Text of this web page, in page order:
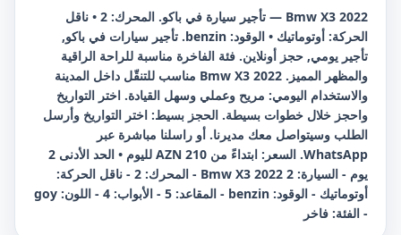
Bmw X3 2022 — تأجير سيارة في باكو. المحرك: 2 • ناقل
الحركة: أوتوماتيك • الوقود: benzin. تأجير سيارات في باكو,
تأجير يومي, حجز أونلاين. فئة الفاخرة مناسبة للراحة الراقية
والمظهر المميز. Bmw X3 2022 مناسب للتنقّل داخل المدينة
والاستخدام اليومي: مريح وعملي وسهل القيادة. اختر التواريخ
واحجز خلال خطوات بسيطة. الحجز بسيط: اختر التواريخ وأرسل
الطلب وسيتواصل معك مديرنا. أو راسلنا مباشرة عبر
WhatsApp. السعر: ابتداءً من 210 AZN لليوم • الحد الأدنى 2
يوم - السيارة: Bmw X3 2022 2 - المحرك: 2 - ناقل الحركة:
أوتوماتيك - الوقود: benzin - المقاعد: 5 - الأبواب: 4 - اللون: goy
- الفئة: فاخر